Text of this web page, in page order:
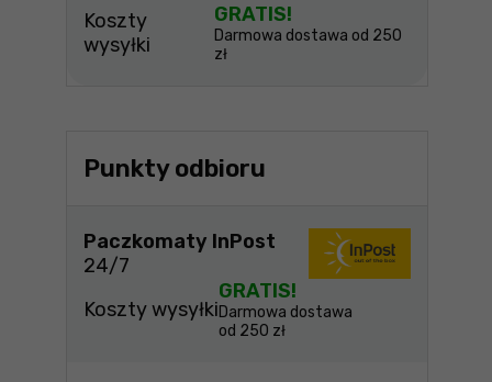
Koszty
wysyłki
GRATIS!
Darmowa dostawa od 250
zł
Punkty odbioru
Paczkomaty InPost
24/7
Koszty wysyłki
GRATIS!
Darmowa dostawa
od 250 zł